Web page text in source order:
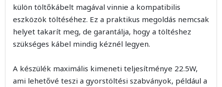
külön töltőkábelt magával vinnie a kompatibilis
eszközök töltéséhez. Ez a praktikus megoldás nemcsak
helyet takarít meg, de garantálja, hogy a töltéshez
szükséges kábel mindig kéznél legyen.
A készülék maximális kimeneti teljesítménye 22.5W,
ami lehetővé teszi a gyorstöltési szabványok, például a